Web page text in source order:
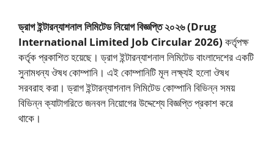
ড্রাগ ইন্টারন্যাশনাল লিমিটেড নিয়োগ বিজ্ঞপ্তি ২০২৬ (Drug
International Limited Job Circular 2026) কর্তৃপক্ষ
কর্তৃক প্রকাশিত হয়েছে। ড্রাগ ইন্টারন্যাশনাল লিমিটেড বাংলাদেশের একটি
সুনামধন্য ঔষধ কোম্পানি। এই কোম্পানিটি মূল লক্ষ্যই হলো ঔষধ
সরবরাহ করা। ড্রাগ ইন্টারন্যাশনাল লিমিটেড কোম্পানি বিভিন্ন সময়
বিভিন্ন ক্যাটাগরিতে জনবল নিয়োগের উদ্দেশ্যে বিজ্ঞপ্তি প্রকাশ করে
থাকে।